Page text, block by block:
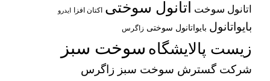
اتانول سوخت اتانول سوختی اکتان افزا ایدرو
بایواتانول بایواتانول سوختی زاگرس
زیست پالایشگاه سوخت سبز
شرکت گسترش سوخت سبز زاگرس